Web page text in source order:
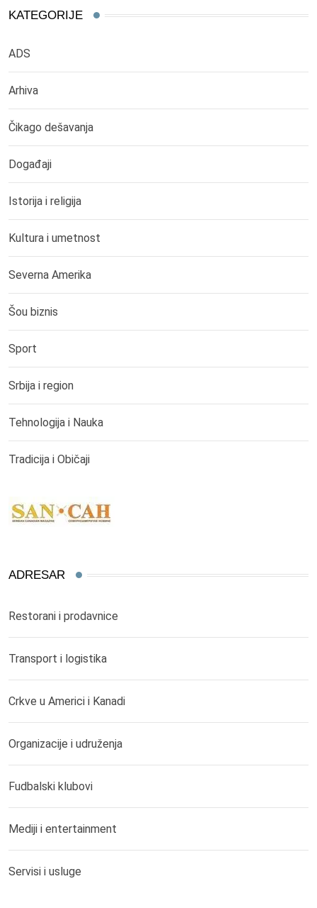
KATEGORIJE
ADS
Arhiva
Čikago dešavanja
Događaji
Istorija i religija
Kultura i umetnost
Severna Amerika
Šou biznis
Sport
Srbija i region
Tehnologija i Nauka
Tradicija i Običaji
ADRESAR
Restorani i prodavnice
Transport i logistika
Crkve u Americi i Kanadi
Organizacije i udruženja
Fudbalski klubovi
Mediji i entertainment
Servisi i usluge